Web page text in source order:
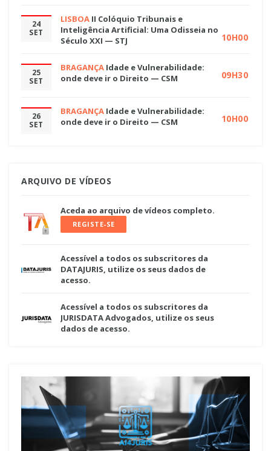
24
SET
LISBOA II Colóquio Tribunais e
Inteligência Artificial: Uma Odisseia no
Século XXI — STJ
10H00
25
SET
BRAGANÇA Idade e Vulnerabilidade:
onde deve ir o Direito — CSM
09H30
26
SET
BRAGANÇA Idade e Vulnerabilidade:
onde deve ir o Direito — CSM
10H00
ARQUIVO DE VÍDEOS
Aceda ao arquivo de vídeos completo.
REGISTE-SE
Acessível a todos os subscritores da
DATAJURIS, utilize os seus dados de
acesso.
Acessível a todos os subscritores da
JURISDATA Advogados, utilize os seus
dados de acesso.